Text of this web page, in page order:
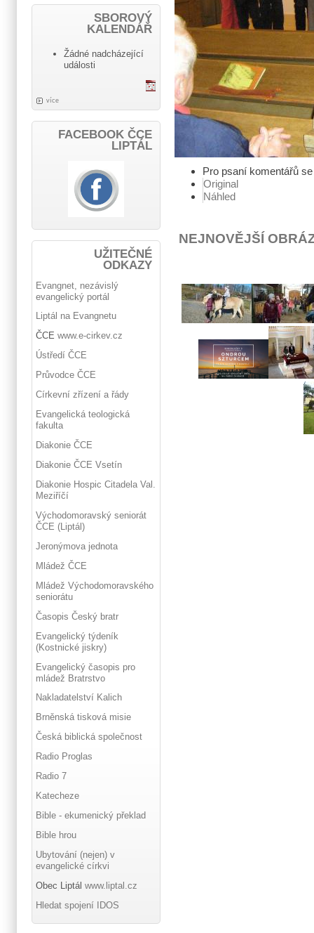
Pro psaní komentářů
Original
Náhled
NEJNOVĚJŠÍ
SBOROVÝ
KALENDÁŘ
Žádné nadcházející
události
více
FACEBOOK ČCE
LIPTÁL
UŽITEČNÉ
ODKAZY
Evangnet, nezávislý
evangelický portál
Liptál na Evangnetu
ČCE www.e-cirkev.cz
Ústředí ČCE
Průvodce ČCE
Církevní zřízení a řády
Evangelická teologická
fakulta
Diakonie ČCE
Diakonie ČCE Vsetín
Diakonie Hospic Citadela Val.
Meziříčí
Východomoravský seniorát
ČCE (Liptál)
Jeronýmova jednota
Mládež ČCE
Mládež Východomoravského
seniorátu
Časopis Český bratr
Evangelický týdeník
(Kostnické jiskry)
Evangelický časopis pro
mládež Bratrstvo
Nakladatelství Kalich
Brněnská tisková misie
Česká biblická společnost
Radio Proglas
Radio 7
Katecheze
Bible - ekumenický překlad
Bible hrou
Ubytování (nejen) v
evangelické církvi
Obec Liptál www.liptal.cz
Hledat spojení IDOS